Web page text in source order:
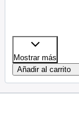
Mostrar más
Añadir al carrito